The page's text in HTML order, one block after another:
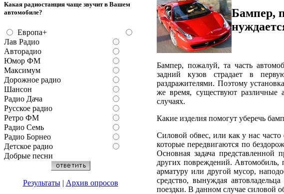
Какая радиостанция чаще звучит в Вашем
автомобиле?
Европа+
Лав Радио
Авторадио
Юмор ФМ
Максимум
Дорожное радио
Шансон
Радио Дача
Русское радио
Ретро ФМ
Радио Семь
Радио Борнео
Детское радио
Добрые песни
Результаты| Архив опросов
Бампер,
Бампер, пожалуй, та часть
задний кузов страдает в
раздражителями. Поэтому
же время, существуют различные
случаях.
Какие изделия помогут уберечь
Силовой обвес, или как у нас
которые передвигаются по
Основная задача представленной
других повреждений. Автомобиль,
арматуру или другой мусор,
средство, вынуждая
поездки. В данном случае силовой